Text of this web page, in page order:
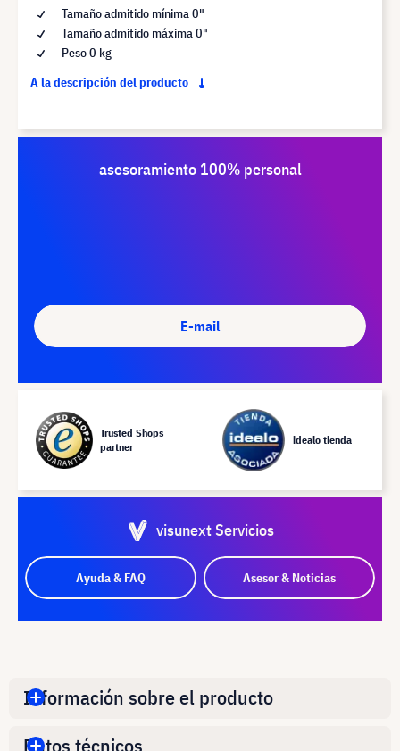
Tamaño admitido mínima 0"
Tamaño admitido máxima 0"
Peso 0 kg
A la descripción del producto
asesoramiento 100% personal
E-mail
Trusted Shops
partner
idealo tienda
visunext Servicios
Ayuda & FAQ Asesor & Noticias
Información sobre el producto
Datos técnicos